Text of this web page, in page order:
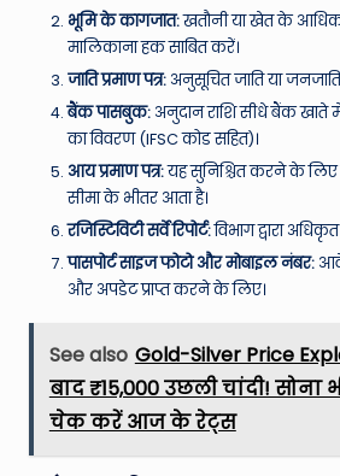
भूमि के कागजात:खतौनी या खेत के
मालिकाना हक साबित करें।
जाति प्रमाण पत्र: अनुसूचित जाति या जनजाति
बैंक पासबुक: अनुदान राशि सीधे बैंक
का विवरण (IFSC कोड सहित)।
आय प्रमाण पत्र:यह सुनिश्चित करने के लिए
सीमा के भीतर आता है।
रजिस्टिविटी सर्वे रिपोर्ट:विभाग द्वारा अधिकृत
पासपोर्ट साइज फोटो और मोबाइल नंबर:
और अपडेट प्राप्त करने के लिए।
See also Gold-Silver Price
बाद ₹15,000 उछली चांदी! सोना
चेक करें आज के रेट्स